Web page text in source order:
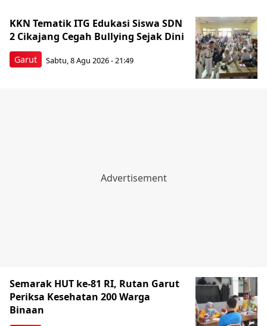
Garut
KKN Tematik ITG Edukasi Siswa SDN
2 Cikajang Cegah Bullying Sejak Dini
Sabtu, 8 Agu 2026 - 21:49
Semarak HUT ke-81 RI, Rutan Garut
Periksa Kesehatan 200 Warga
Binaan